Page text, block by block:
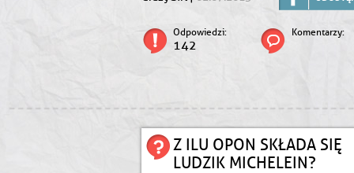
Odpowiedzi:
142
Komentarzy:
Z ILU OPON SKŁADA SIĘ
LUDZIK MICHELEIN?